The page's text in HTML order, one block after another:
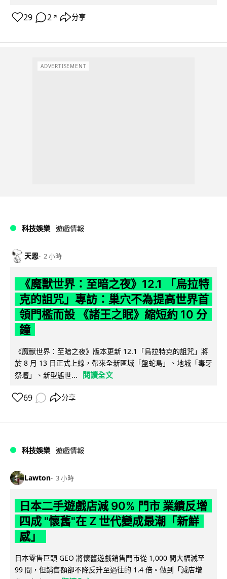
29 2 ↗ 分享
ADVERTISEMENT
科技娛樂 遊戲情報
天恩 2 小時
《魔獸世界：至暗之夜》12.1 「烏拉特
克的詛咒」專訪：巢穴不為提高世界首
領門檻而設 《諸王之眠》縮短約 10 分
鐘
《魔獸世界：至暗之夜》版本更新 12.1「烏拉特克的詛咒」將
於 8 月 13 日正式上線，帶來全新區域「盤蛇島」、地城「毒牙
祭壇」、新型態世...
閱讀全文
69 分享
科技娛樂 遊戲情報
Lawton 3 小時
日本二手遊戲店減 90% 門市 業績反增
四成 "懷舊"在 Z 世代變成最潮「新鮮
感」
日本零售巨頭 GEO 將懷舊遊戲銷售門市從 1,000 間大幅減至
99 間，但銷售額卻不降反升至過往的 1.4 倍。做到「減店增